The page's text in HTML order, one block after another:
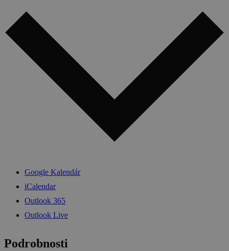
Google Kalendár
iCalendar
Outlook 365
Outlook Live
Podrobnosti